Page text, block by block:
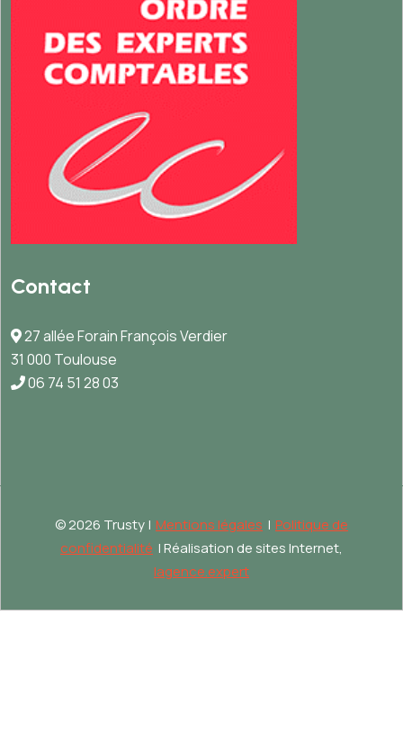
Contact
27 allée Forain François Verdier
31 000 Toulouse
06 74 51 28 03
©2026 Trusty | Mentions légales | Politique de
confidentialité | Réalisation de sites Internet,
lagence.expert